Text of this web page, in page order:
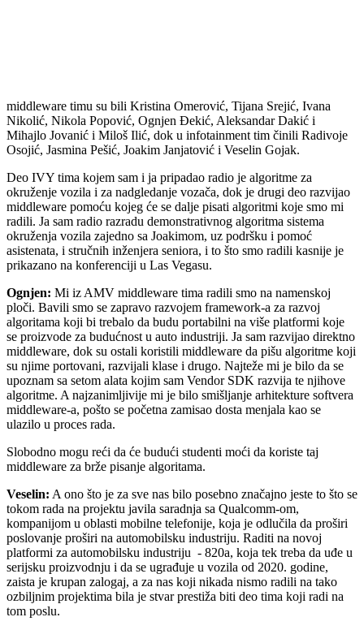
middleware timu su bili Kristina Omerović, Tijana Srejić, Ivana
Nikolić, Nikola Popović, Ognjen Đekić, Aleksandar Dakić i
Mihajlo Jovanić i Miloš Ilić, dok u infotainment tim činili Radivoje
Osojić, Jasmina Pešić, Joakim Janjatović i Veselin Gojak.
Deo IVY tima kojem sam i ja pripadao radio je algoritme za
okruženje vozila i za nadgledanje vozača, dok je drugi deo razvijao
middleware pomoću kojeg će se dalje pisati algoritmi koje smo mi
radili. Ja sam radio razradu demonstrativnog algoritma sistema
okruženja vozila zajedno sa Joakimom, uz podršku i pomoć
asistenata, i stručnih inženjera seniora, i to što smo radili kasnije je
prikazano na konferenciji u Las Vegasu.
Ognjen: Mi iz AMV middleware tima radili smo na namenskoj
ploči. Bavili smo se zapravo razvojem framework-a za razvoj
algoritama koji bi trebalo da budu portabilni na više platformi koje
se proizvode za budućnost u auto industriji. Ja sam razvijao direktno
middleware, dok su ostali koristili middleware da pišu algoritme koji
su njime portovani, razvijali klase i drugo. Najteže mi je bilo da se
upoznam sa setom alata kojim sam Vendor SDK razvija te njihove
algoritme. A najzanimljivije mi je bilo smišljanje arhitekture softvera
middleware-a, pošto se početna zamisao dosta menjala kao se
ulazilo u proces rada.
Slobodno mogu reći da će budući studenti moći da koriste taj
middleware za brže pisanje algoritama.
Veselin: A ono što je za sve nas bilo posebno značajno jeste to što se
tokom rada na projektu javila saradnja sa Qualcomm-om,
kompanijom u oblasti mobilne telefonije, koja je odlučila da proširi
poslovanje proširi na automobilsku industriju. Raditi na novoj
platformi za automobilsku industriju - 820a, koja tek treba da uđe u
serijsku proizvodnju i da se ugrađuje u vozila od 2020. godine,
zaista je krupan zalogaj, a za nas koji nikada nismo radili na tako
ozbiljnim projektima bila je stvar prestiža biti deo tima koji radi na
tom poslu.